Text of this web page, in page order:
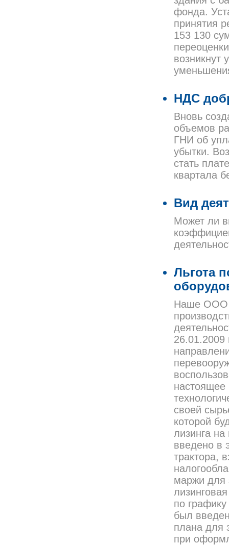
фонда.
принятия
153 130
возникнут
НДС
Вновь
объемов
ГНИ об
убытки.
стать
квартала
Вид
Может ли
Льгота
Наше ООО
26.01.2009
настоящее
своей
которой
лизинга на
введено в
трактора,
маржи для
по
был
плана для
при